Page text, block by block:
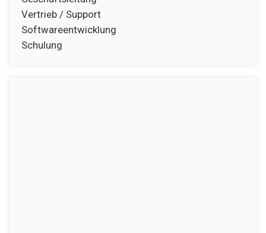
Vertrieb / Support
Softwareentwicklung
Schulung